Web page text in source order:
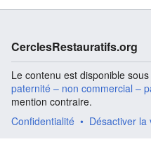
CerclesRestauratifs.org
Le contenu est disponible
paternité – non commercial –
mention contraire.
Confidentialité
Désactiver la